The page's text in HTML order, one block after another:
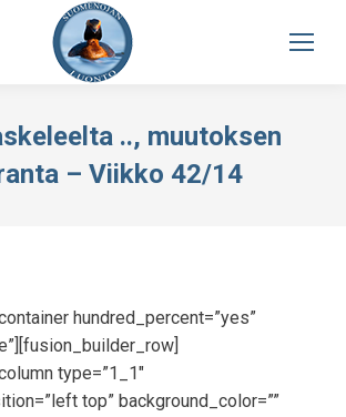
.., muutoksen
– Viikko 42/14
hundred_percent=”yes”
type=”1_1″
top” background_color=””